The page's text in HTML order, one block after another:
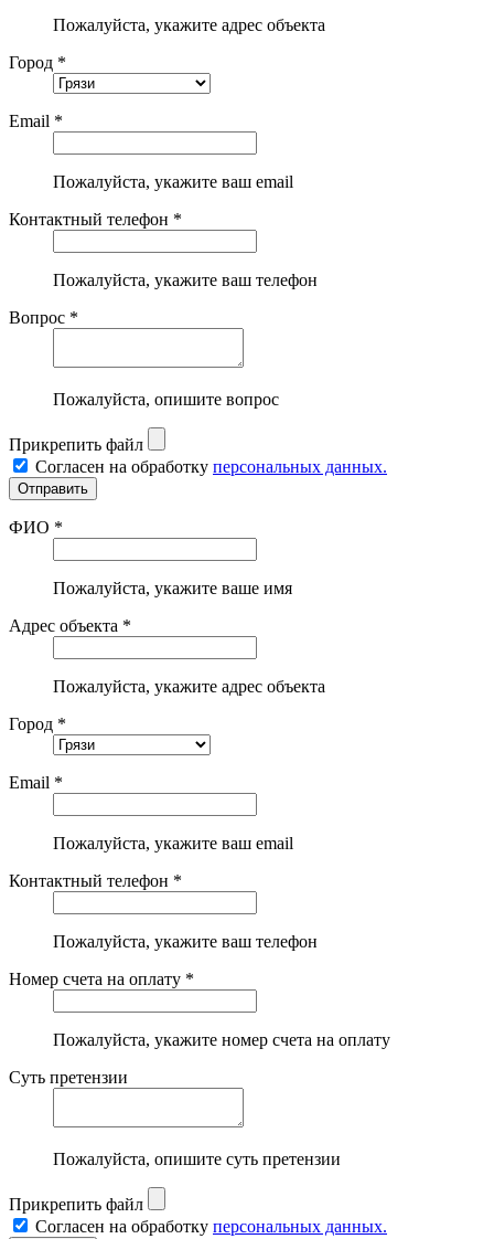
Пожалуйста, укажите адрес объекта
Город *
Email *
Пожалуйста, укажите ваш email
Контактный телефон *
Пожалуйста, укажите ваш телефон
Вопрос *
Пожалуйста, опишите вопрос
Прикрепить файл
Согласен на обработку персональных данных.
ФИО *
Пожалуйста, укажите ваше имя
Адрес объекта *
Пожалуйста, укажите адрес объекта
Город *
Email *
Пожалуйста, укажите ваш email
Контактный телефон *
Пожалуйста, укажите ваш телефон
Номер счета на оплату *
Пожалуйста, укажите номер счета на оплату
Суть претензии
Пожалуйста, опишите суть претензии
Прикрепить файл
Согласен на обработку персональных данных.